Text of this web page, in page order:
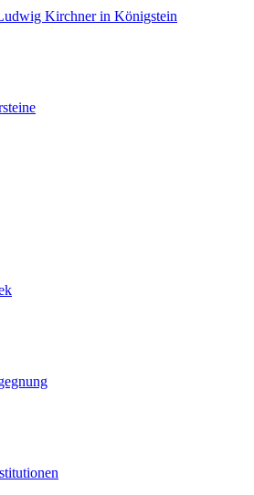
Kirchner in Königstein